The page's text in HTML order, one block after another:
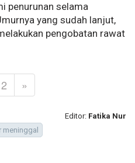
penurunan selama
yang sudah lanjut,
pengobatan rawat
2 »
Editor: Fatika Nur
meninggal